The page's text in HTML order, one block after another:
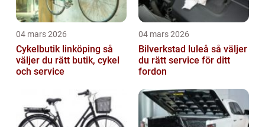
04 mars 2026
Cykelbutik linköping så
väljer du rätt butik, cykel
och service
04 mars 2026
Bilverkstad luleå så väljer
du rätt service för ditt
fordon